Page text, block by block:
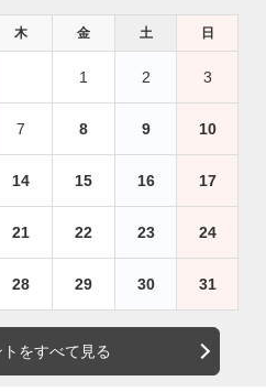
木 金 土 日
1 2 3
7 8 9 10
14 15 16 17
21 22 23 24
28 29 30 31
をすべて見る